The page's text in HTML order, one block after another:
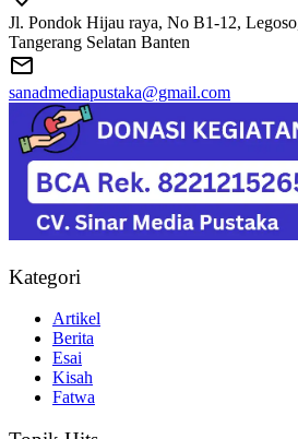
Jl. Pondok Hijau raya, No B1-12,
Tangerang Selatan Banten
sanadmediapustaka@gmail.com
Kategori
Artikel
Berita
Esai
Kisah
Fatwa